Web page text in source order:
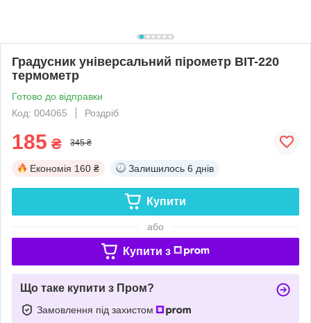
Градусник універсальний пірометр BIT-220
термометр
Готово до відправки
Код: 004065
Роздріб
185 ₴ 345 ₴
Економія 160 ₴ Залишилось 6 днів
Купити
або
Купити з
Що таке купити з Пром?
Замовлення під захистом